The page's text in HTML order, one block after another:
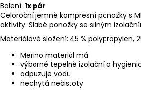
Balení: 1x pár
Celoroční jemně kompresní ponožky s
aktivity. Slabé ponožky se silným
Materiálové složení: 45 % polypropylen,
Merino materiál má
výborné tepelně izolační a
odpuzuje vodu
nechytá nečistoty